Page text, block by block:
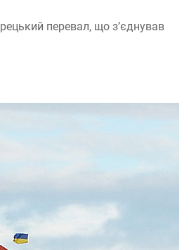
перевал, що з’єднував